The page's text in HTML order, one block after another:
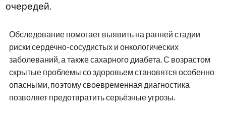
очередей.
Обследование помогает выявить на ранней стадии
риски сердечно-сосудистых и онкологических
заболеваний, а также сахарного диабета. С возрастом
скрытые проблемы со здоровьем становятся особенно
опасными, поэтому своевременная диагностика
позволяет предотвратить серьёзные угрозы.